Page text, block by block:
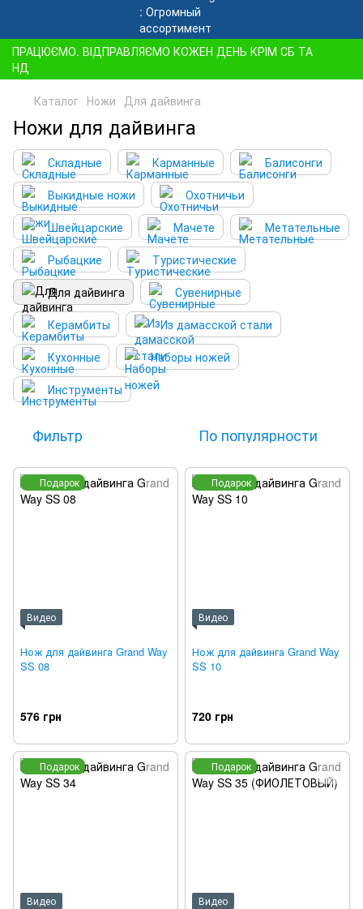
ПРАЦЮЄМО. ВІДПРАВЛЯЄМО КОЖЕН ДЕНЬ КРІМ СБ ТА
НД
Каталог Ножи Для дайвинга
Ножи для дайвинга
Складные Карманные
Балисонги
Выкидные ножи
Охотничьи
Швейцарские
Мачете
Метательные
Рыбацкие
Туристические
Для дайвинга
Сувенирные
Керамбиты
Из дамасской стали
Кухонные
Наборы ножей
Инструменты
Фильтр По популярности
Подарок
Видео
Нож для дайвинга Grand Way
SS 08
576 грн
Подарок
Видео
Нож для дайвинга Grand Way
SS 10
720 грн
Подарок
Видео
Подарок
Видео